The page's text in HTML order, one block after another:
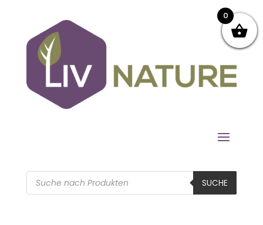
Products
search SUCHE
0